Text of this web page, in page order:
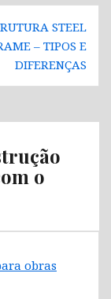
STEEL
– TIPOS E
DIFERENÇAS
o
obras